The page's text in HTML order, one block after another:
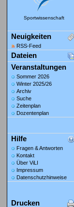
Sportwissenschaft
Neuigkeiten
RSS-Feed
Dateien
Veranstaltungen
Sommer 2026
Winter 2025/26
Archiv
Suche
Zeitenplan
Dozentenplan
Hilfe
Fragen & Antworten
Kontakt
Über ViLI
Impressum
Datenschutzhinweise
Drucken